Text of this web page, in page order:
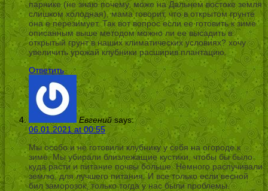
парнике (не знаю почему, може на Дальнем востоке земля
слишком холодная), мама говорит, что в открытом грунте
она е перезимует. Так вот вопрос если ее готовить к зиме
описанным выше методом можно ли ее высадить в
открытый грунт в наших климатических условиях? хочу
увеличить урожай клубники расширив плантацию.
Ответить
Евгений says:
06.01.2021 at 00:55
Мы особо и не готовили клубнику у себя на огороде к
зиме. Мы убирали близлежащие кустики, чтобы бы было
куда расти и питание почвы больше. Немного распучивали
землю, для лучшего питания. И все только если весной
бил заморозок, только тогда у нас были проблемы.